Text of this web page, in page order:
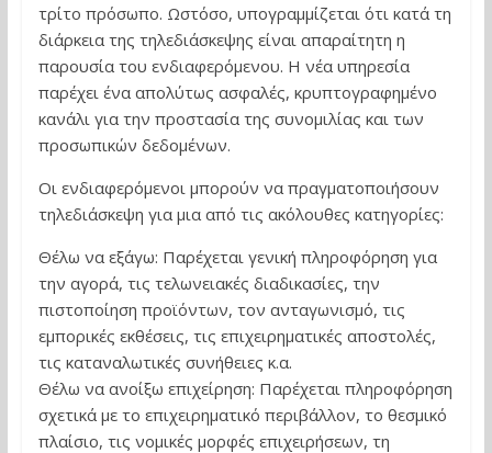
τρίτο πρόσωπο. Ωστόσο, υπογραμμίζεται ότι κατά τη
διάρκεια της τηλεδιάσκεψης είναι απαραίτητη η
παρουσία του ενδιαφερόμενου. Η νέα υπηρεσία
παρέχει ένα απολύτως ασφαλές, κρυπτογραφημένο
κανάλι για την προστασία της συνομιλίας και των
προσωπικών δεδομένων.
Οι ενδιαφερόμενοι μπορούν να πραγματοποιήσουν
τηλεδιάσκεψη για μια από τις ακόλουθες κατηγορίες:
Θέλω να εξάγω: Παρέχεται γενική πληροφόρηση για
την αγορά, τις τελωνειακές διαδικασίες, την
πιστοποίηση προϊόντων, τον ανταγωνισμό, τις
εμπορικές εκθέσεις, τις επιχειρηματικές αποστολές,
τις καταναλωτικές συνήθειες κ.α.
Θέλω να ανοίξω επιχείρηση: Παρέχεται πληροφόρηση
σχετικά με το επιχειρηματικό περιβάλλον, το θεσμικό
πλαίσιο, τις νομικές μορφές επιχειρήσεων, τη